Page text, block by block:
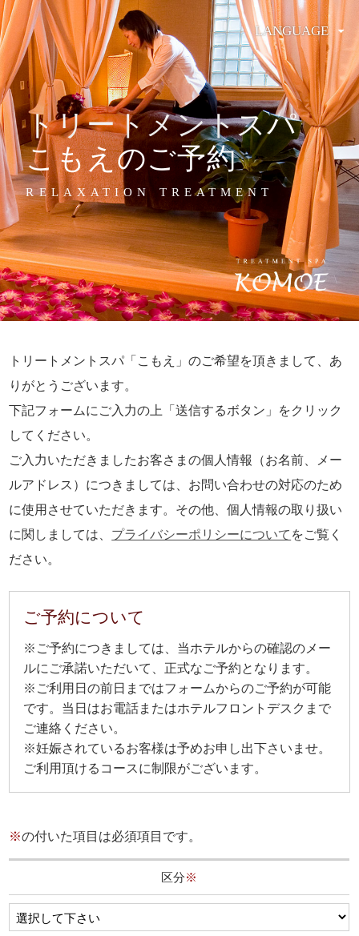
LANGUAGE
トリートメントスパ
こもえのご予約
RELAXATION TREATMENT
トリートメントスパ「こもえ」のご希望を頂きまして、あ
りがとうございます。
下記フォームにご入力の上「送信するボタン」をクリック
してください。
ご入力いただきましたお客さまの個人情報（お名前、メー
ルアドレス）につきましては、お問い合わせの対応のため
に使用させていただきます。その他、個人情報の取り扱い
に関しましては、 プライバシーポリシーについて をご覧く
ださい。
ご予約について
※ご予約につきましては、当ホテルからの確認のメー
ルにご承諾いただいて、正式なご予約となります。
※ご利用日の前日まではフォームからのご予約が可能
です。当日はお電話またはホテルフロントデスクまで
ご連絡ください。
※妊娠されているお客様は予めお申し出下さいませ。
ご利用頂けるコースに制限がございます。
※の付いた項目は必須項目です。
区分※